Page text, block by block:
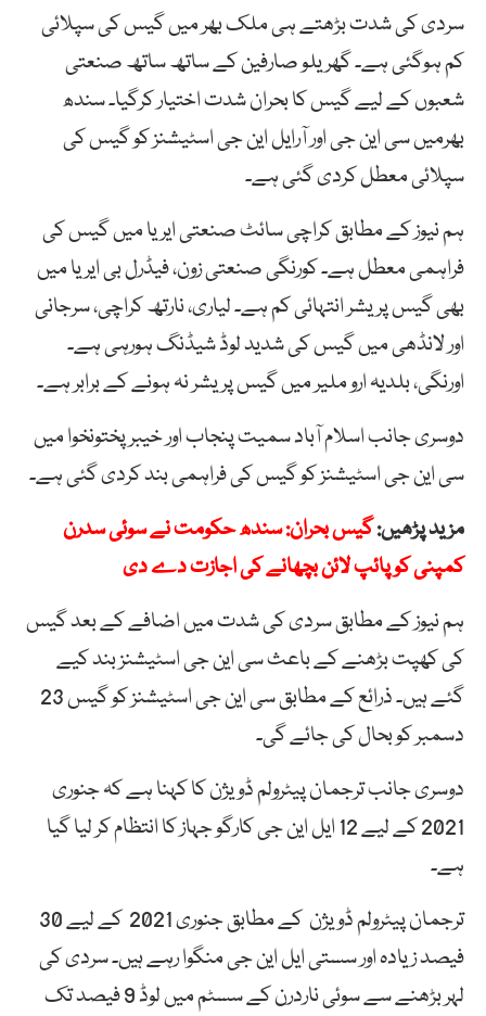
سردی کی شدت بڑھتے ہی ملک بھر میں گیس کی سپلائی
کم ہوگئی ہے۔ گھریلو صارفین کے ساتھ ساتھ صنعتی
شعبوں کے لیے گیس کا بحران شدت اختیار کرگیا۔ سندھ
بھرمیں سی این جی اور آرایل این جی اسٹیشنز کو گیس کی
سپلائی معطل کردی گئی ہے۔
ہم نیوز کے مطابق کراچی سائٹ صنعتی ایریا میں گیس کی
فراہمی معطل ہے۔ کورنگی صنعتی زون، فیڈرل بی ایریا میں
بھی گیس پریشر انتہائی کم ہے۔ لیاری، نارتھ کراچی، سرجانی
اور لانڈھی میں گیس کی شدید لوڈ شیڈنگ ہورہی ہے۔
اورنگی، بلدیہ ارو ملیر میں گیس پریشر نہ ہونے کے برابر ہے۔
دوسری جانب اسلام آباد سمیت پنجاب اور خیبرپختونخوا میں
سی این جی اسٹیشنز کو گیس کی فراہمی بند کردی گئی ہے۔
مزید پڑھیں:گیس بحران: سندھ حکومت نے سوئی سدرن
کمپنی کو پائپ لائن بچھانے کی اجازت دے دی
ہم نیوز کے مطابق سردی کی شدت میں اضافے کے بعد گیس
کی کھپت بڑھنے کے باعث سی این جی اسٹیشنز بند کیے
گئے ہیں۔ ذرائع کے مطابق سی این جی اسٹیشنز کو گیس 23
دسمبر کو بحال کی جائے گی۔
دوسری جانب ترجمان پیٹرولم ڈویژن کا کہنا ہے کہ جنوری
2021 کے لیے 12 ایل این جی کارگو جہاز کا انتظام کر لیا گیا
ہے۔
ترجمان پیٹرولم ڈویژن کے مطابق جنوری 2021 کے لیے 30
فیصد زیادہ اور سستی ایل این جی منگوا رہے ہیں۔ سردی کی
لہر بڑھنے سے سوئی ناردرن کے سسٹم میں لوڈ 9 فیصد تک